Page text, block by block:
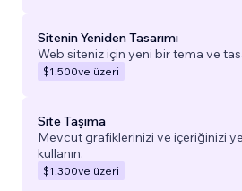
Sitenin Yeniden Tasarımı
Web siteniz için yeni bir tema ve
$1.500ve üzeri
Site Taşıma
Mevcut grafiklerinizi ve içeriğinizi
kullanın.
$1.300ve üzeri